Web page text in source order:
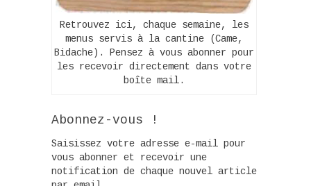
Retrouvez ici, chaque semaine, les
menus servis à la cantine (Came,
Bidache). Pensez à vous abonner pour
les recevoir directement dans votre
boîte mail.
Abonnez-vous !
Saisissez votre adresse e-mail pour
vous abonner et recevoir une
notification de chaque nouvel article